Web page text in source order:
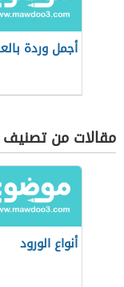
أجمل وردة
مقالات من تصنيف
أنواع الورود